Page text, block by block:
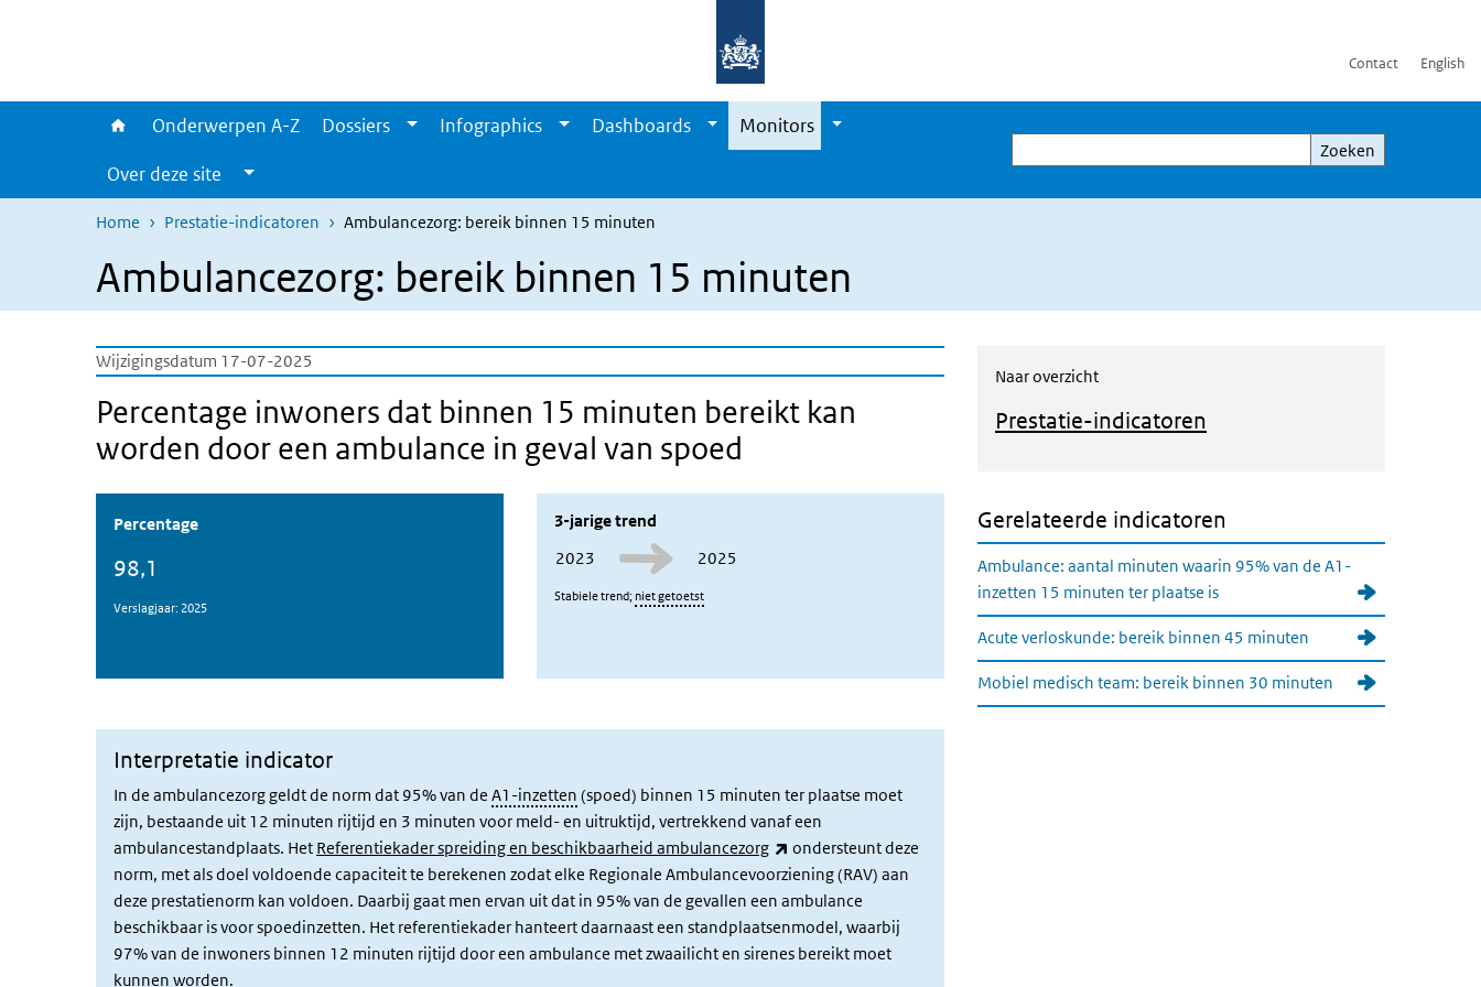
Contact English
Onderwerpen A-Z Dossiers Infographics Dashboards
Monitors
Over deze site
Zoeken
Zoeken
Home Prestatie-indicatoren Ambulancezorg: bereik binnen 15 minuten
Ambulancezorg: bereik binnen 15 minuten
Wijzigingsdatum 17-07-2025
Percentage inwoners dat binnen 15 minuten bereikt kan
worden door een ambulance in geval van spoed
Percentage
98,1
Verslagjaar: 2025
3-jarige trend
2023
2025
Stabiele trend;niet getoetst
Interpretatie indicator
In de ambulancezorg geldt de norm dat 95% van de A1-inzetten (spoed) binnen 15 minuten ter plaatse moet
zijn, bestaande uit 12 minuten rijtijd en 3 minuten voor meld- en uitruktijd, vertrekkend vanaf een
ambulancestandplaats. Het Referentiekader spreiding en beschikbaarheid ambulancezorg (externe link)
ondersteunt deze
norm, met als doel voldoende capaciteit te berekenen zodat elke Regionale Ambulancevoorziening (RAV) aan
deze prestatienorm kan voldoen. Daarbij gaat men ervan uit dat in 95% van de gevallen een ambulance
beschikbaar is voor spoedinzetten. Het referentiekader hanteert daarnaast een standplaatsenmodel, waarbij
97% van de inwoners binnen 12 minuten rijtijd door een ambulance met zwaailicht en sirenes bereikt moet
kunnen worden.
Naar overzicht
Prestatie-indicatoren
Gerelateerde indicatoren
Ambulance: aantal minuten waarin 95% van de A1-
inzetten 15 minuten ter plaatse is
Acute verloskunde: bereik binnen 45 minuten
Mobiel medisch team: bereik binnen 30 minuten